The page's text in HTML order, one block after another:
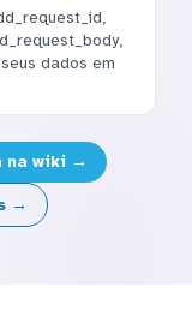
dados em
na wiki →
→